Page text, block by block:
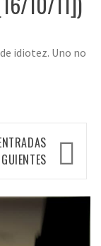
idiotez. Uno no